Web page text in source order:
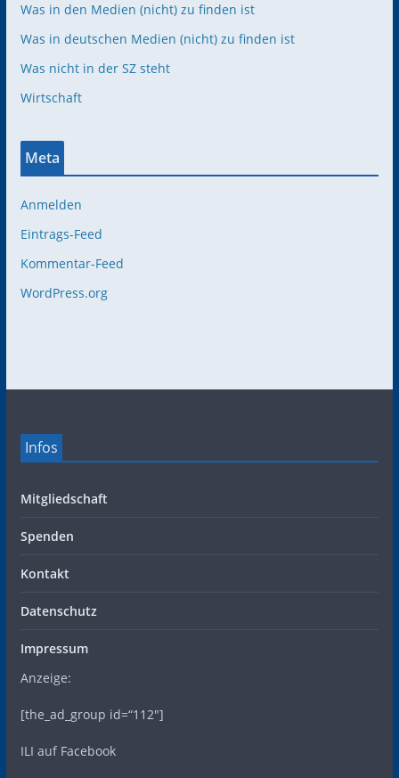
Was in den Medien (nicht) zu finden ist
Was in deutschen Medien (nicht) zu finden ist
Was nicht in der SZ steht
Wirtschaft
Meta
Anmelden
Eintrags-Feed
Kommentar-Feed
WordPress.org
Infos
Mitgliedschaft
Spenden
Kontakt
Datenschutz
Impressum
Anzeige:
[the_ad_group id=“112″]
ILI auf Facebook